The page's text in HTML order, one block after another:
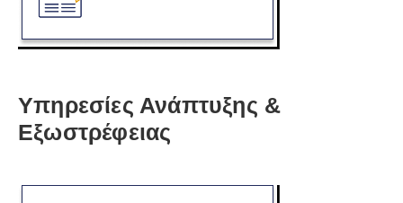
Υπηρεσίες Ανάπτυξης &
Εξωστρέφειας